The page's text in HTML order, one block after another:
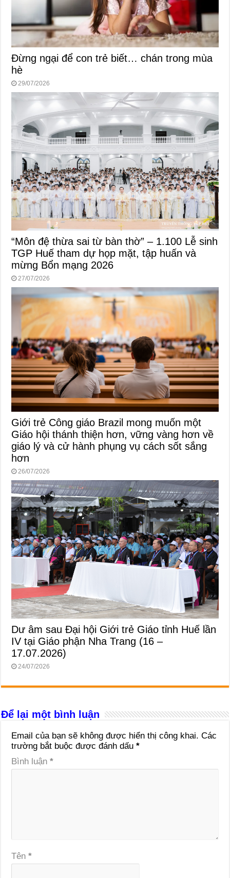
Đừng ngại để con trẻ biết… chán trong mùa
hè
29/07/2026
“Môn đệ thừa sai từ bàn thờ” – 1.100 Lễ sinh
TGP Huế tham dự họp mặt, tập huấn và
mừng Bổn mạng 2026
27/07/2026
Giới trẻ Công giáo Brazil mong muốn một
Giáo hội thánh thiện hơn, vững vàng hơn về
giáo lý và cử hành phụng vụ cách sốt sắng
hơn
26/07/2026
Dư âm sau Đại hội Giới trẻ Giáo tỉnh Huế lần
IV tại Giáo phận Nha Trang (16 –
17.07.2026)
24/07/2026
Để lại một bình luận
Email của bạn sẽ không được hiển thị công khai. Các
trường bắt buộc được đánh dấu*
Bình luận*
Tên*